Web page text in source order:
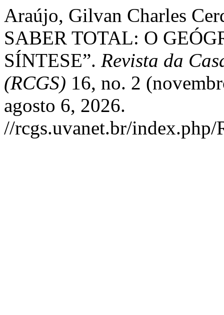
Araújo, Gilvan Charles
SABER TOTAL: O
SÍNTESE”. Revista da
(RCGS) 16, no. 2
agosto 6, 2026.
//rcgs.uvanet.br/